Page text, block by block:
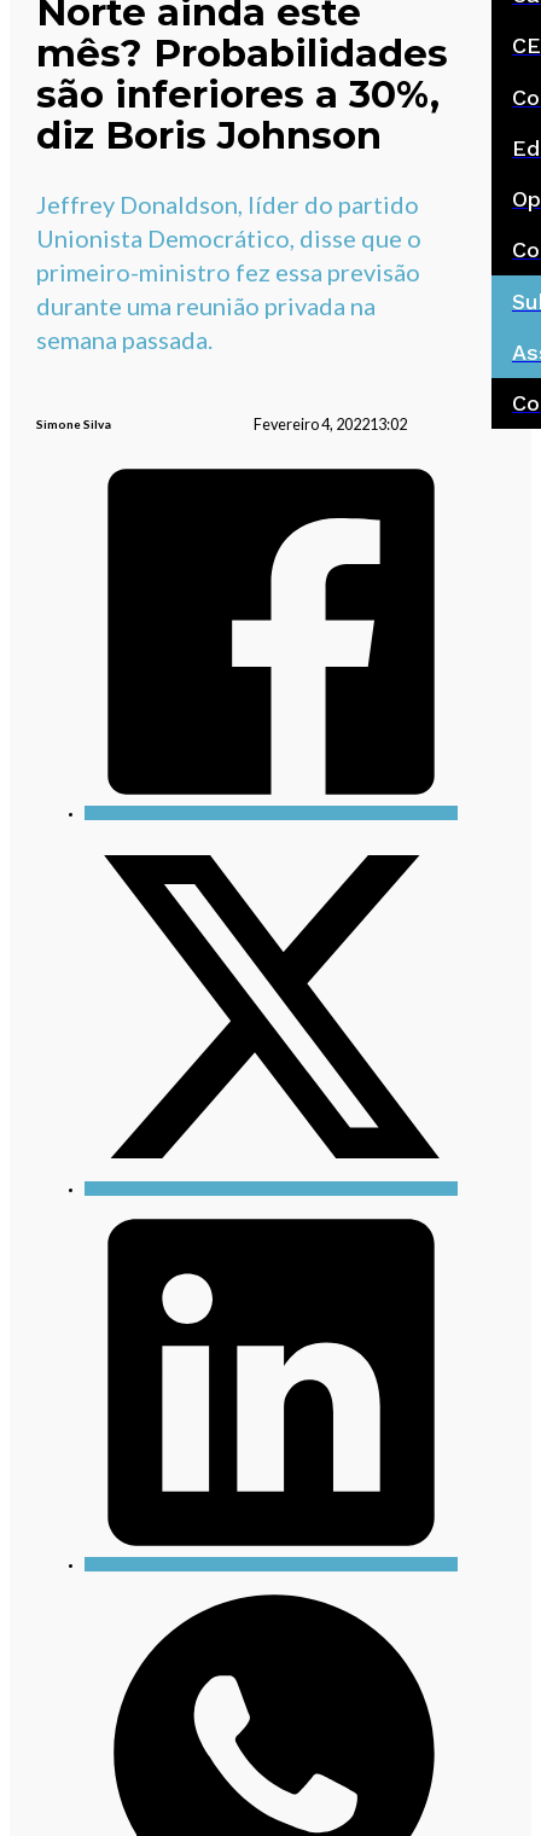
Norte ainda este
mês? Probabilidades
são inferiores a 30%,
diz Boris Johnson
Jeffrey Donaldson, líder do partido
Unionista Democrático, disse que o
primeiro-ministro fez essa previsão
durante uma reunião privada na
semana passada.
Simone Silva Fevereiro 4, 202213:02